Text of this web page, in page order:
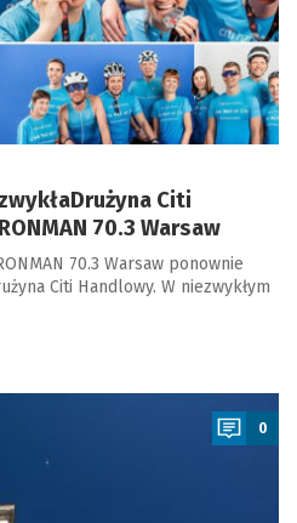
Citi
70.3 Warsaw
70.3 Warsaw ponownie
Citi Handlowy. W niezwykłym
0